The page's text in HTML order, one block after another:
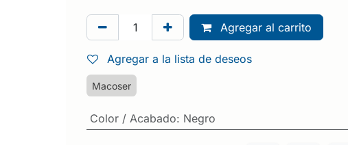
Agregar al carrito
Agregar a la lista de deseos
Macoser
Color / Acabado: Negro